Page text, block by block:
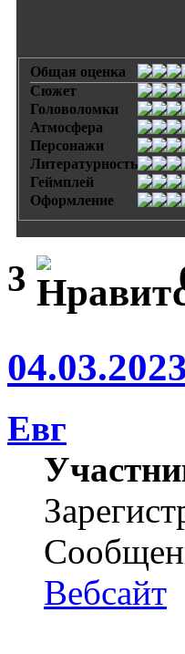
Общая оценка
Сюжет
Головоломки
Атмосфера
Персонажи
Литературность
Геймплей
Оформление
3
Евг
Вебсайт